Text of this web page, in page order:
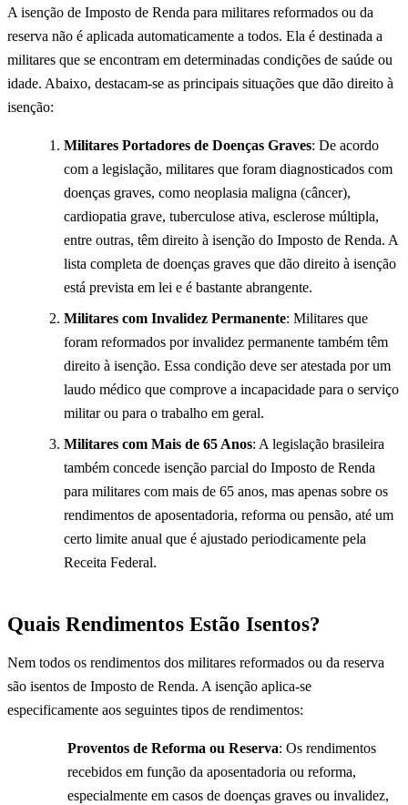
A isenção de Imposto de Renda para militares reformados ou da
reserva não é aplicada automaticamente a todos. Ela é destinada a
militares que se encontram em determinadas condições de saúde ou
idade. Abaixo, destacam-se as principais situações que dão direito à
isenção:
Militares Portadores de Doenças Graves: De acordo
com a legislação, militares que foram diagnosticados com
doenças graves, como neoplasia maligna (câncer),
cardiopatia grave, tuberculose ativa, esclerose múltipla,
entre outras, têm direito à isenção do Imposto de Renda. A
lista completa de doenças graves que dão direito à isenção
está prevista em lei e é bastante abrangente.
Militares com Invalidez Permanente: Militares que
foram reformados por invalidez permanente também têm
direito à isenção. Essa condição deve ser atestada por um
laudo médico que comprove a incapacidade para o serviço
militar ou para o trabalho em geral.
Militares com Mais de 65 Anos: A legislação brasileira
também concede isenção parcial do Imposto de Renda
para militares com mais de 65 anos, mas apenas sobre os
rendimentos de aposentadoria, reforma ou pensão, até um
certo limite anual que é ajustado periodicamente pela
Receita Federal.
Quais Rendimentos Estão Isentos?
Nem todos os rendimentos dos militares reformados ou da reserva
são isentos de Imposto de Renda. A isenção aplica-se
especificamente aos seguintes tipos de rendimentos:
Proventos de Reforma ou Reserva: Os rendimentos
recebidos em função da aposentadoria ou reforma,
especialmente em casos de doenças graves ou invalidez,